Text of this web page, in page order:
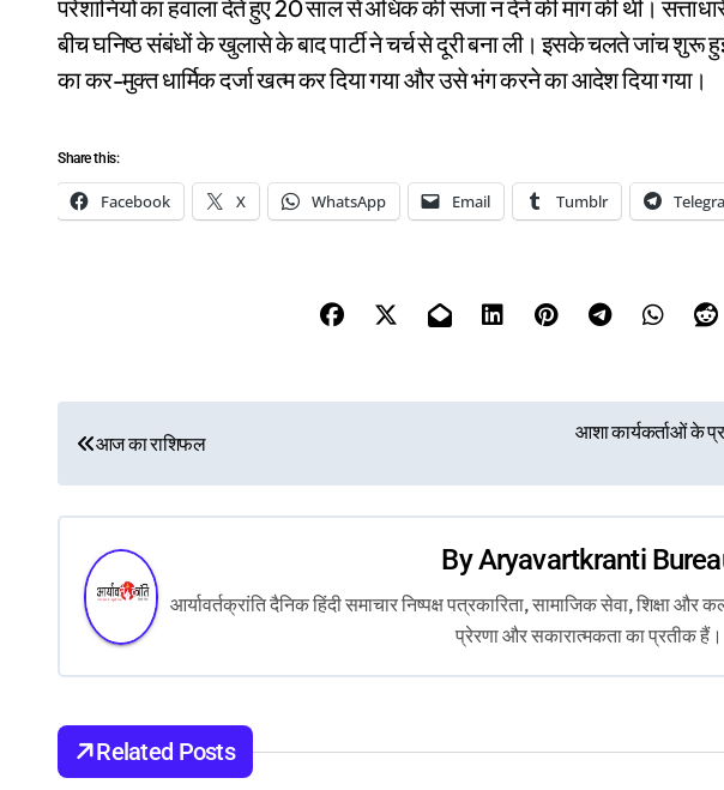
परेशानियों का हवाला देते हुए 20 साल से अधिक की सजा न देने की मांग की थी।
बीच घनिष्ठ संबंधों के खुलासे के बाद पार्टी ने चर्च से दूरी बना ली। इसके चलते जांच शुरू
का कर-मुक्त धार्मिक दर्जा खत्म कर दिया गया और उसे भंग करने का आदेश दिया गया।
Share this:
Facebook X WhatsApp Email Tumblr
o
s
a
v
i
आज का राशिफल
आशा कार्यकर्ताओं के
ByAryavartkranti
आर्यावर्तक्रांति दैनिक हिंदी समाचार निष्पक्ष पत्रकारिता, सामाजिक सेवा, शिक्षा
प्रेरणा और सकारात्मकता का प्रतीक हैं।
Related Posts